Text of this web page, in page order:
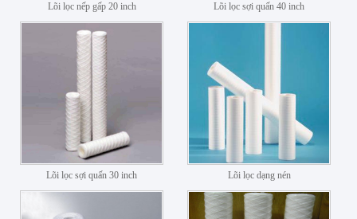
Lõi lọc nếp gấp 20 inch Lõi lọc sợi quấn 40 inch
Lõi lọc sợi quấn 30 inch Lõi lọc dạng nén